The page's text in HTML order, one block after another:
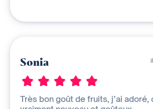
Sonia
Très bon goût de fruits, j’ai adoré,